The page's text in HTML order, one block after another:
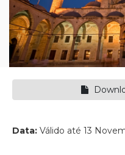
Data: Válido até 13